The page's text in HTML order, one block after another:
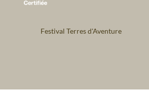
Festival Terres d'Aventure